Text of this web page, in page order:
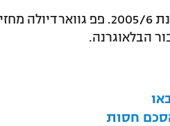
לואיס אנריקה שבר את השיא של פרנק רייקארד מעונת 2005/
חסות